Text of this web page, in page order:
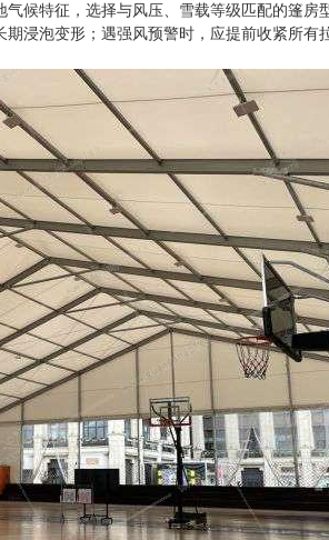
候特征，选择与风压、雪载等级匹配的篷
浸泡变形；遇强风预警时，应提前收紧所